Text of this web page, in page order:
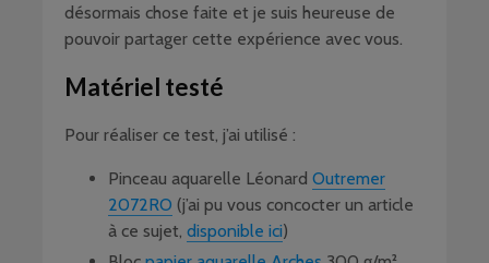
désormais chose faite et je suis heureuse de
pouvoir partager cette expérience avec vous.
Matériel testé
Pour réaliser ce test, j’ai utilisé :
Pinceau aquarelle Léonard Outremer
2072RO (j’ai pu vous concocter un article
à ce sujet, disponible ici)